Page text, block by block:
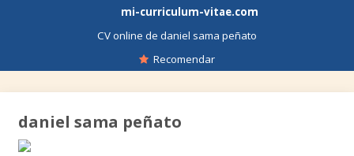
mi-curriculum-vitae.com
CV online de daniel sama peñato
Recomendar
daniel sama peñato